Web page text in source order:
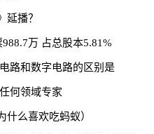
延播？
万 占总股本5.81%
路和数字电路的区别是
何领域专家
么喜欢吃蚂蚁）